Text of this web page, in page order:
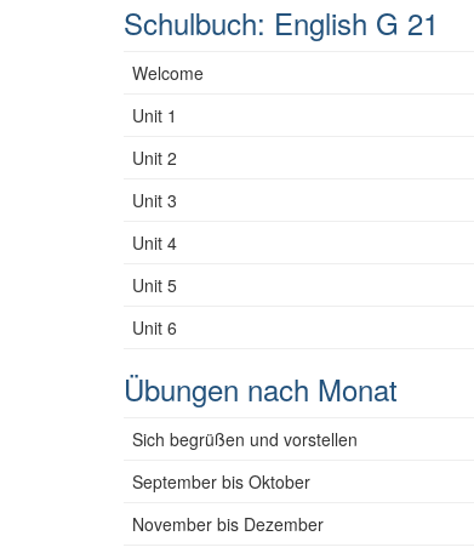
Schulbuch: English G 21
Welcome
Unit 1
Unit 2
Unit 3
Unit 4
Unit 5
Unit 6
Übungen nach Monat
Sich begrüßen und vorstellen
September bis Oktober
November bis Dezember